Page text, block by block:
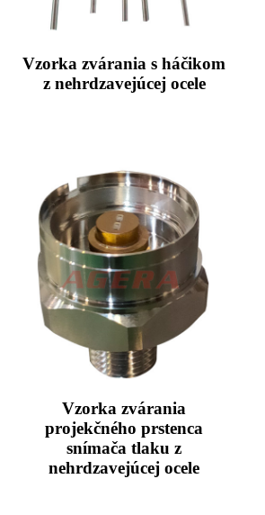
Vzorka zvárania s háčikom
z nehrdzavejúcej ocele
Vzorka zvárania
projekčného prstenca
snímača tlaku z
nehrdzavejúcej ocele